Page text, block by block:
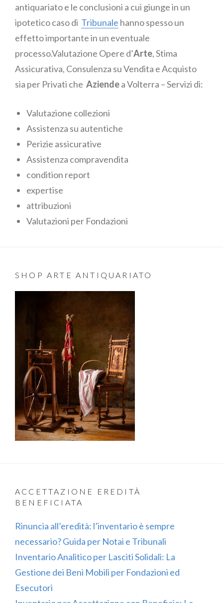
antiquariato e le conclusioni a cui giunge in un
ipotetico caso di Tribunale hanno spesso un
effetto importante in un eventuale
processo.Valutazione Opere d’Arte, Stima
Assicurativa, Consulenza su Vendita e Acquisto
sia per Privati che Aziendea Volterra – Servizi di:
Valutazione collezioni
Assistenza su autentiche
Perizie assicurative
Assistenza compravendita
condition report
expertise
attribuzioni
Valutazioni per Fondazioni
SHOP ARTE ANTIQUARIATO
ACCETTAZIONE EREDITÀ
BENEFICIATA
Rinuncia all’eredità: l’inventario è sempre
necessario? Guida per Notai e Tribunali
Inventario Analitico per Lasciti Solidali: La
Gestione dei Beni Mobili per Fondazioni ed
Esecutori